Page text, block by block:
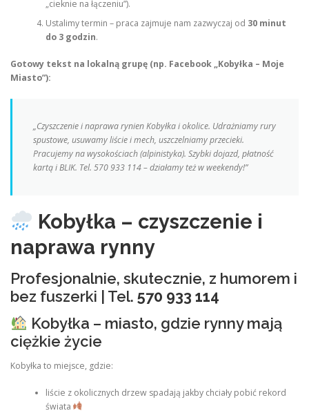
„cieknie na łączeniu”).
Ustalimy termin – praca zajmuje nam zazwyczaj od 30 minut
do 3 godzin.
Gotowy tekst na lokalną grupę (np. Facebook „Kobyłka – Moje
Miasto”):
„Czyszczenie i naprawa rynien Kobyłka i okolice. Udrażniamy rury
spustowe, usuwamy liście i mech, uszczelniamy przecieki.
Pracujemy na wysokościach (alpinistyka). Szybki dojazd, płatność
kartą i BLIK. Tel. 570 933 114 – działamy też w weekendy!”
Kobyłka – czyszczenie i
naprawa rynny
Profesjonalnie, skutecznie, z humorem i
bez fuszerki | Tel. 570 933 114
Kobyłka – miasto, gdzie rynny mają
ciężkie życie
Kobyłka to miejsce, gdzie:
liście z okolicznych drzew spadają jakby chciały pobić rekord
świata